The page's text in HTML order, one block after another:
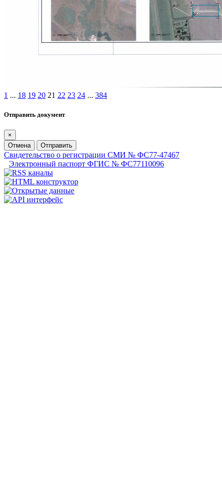
1 ... 18 19 20 21 22 23 24 ... 384
Отправить документ
×
Отмена
Отправить
Свидетельство о регистрации СМИ № ФС77-47467
Электронный паспорт ФГИС № ФС77110096